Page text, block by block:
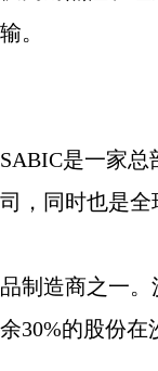
输。
SABIC是一家总
司，同时也是
品制造商之一。
余30%的股份在